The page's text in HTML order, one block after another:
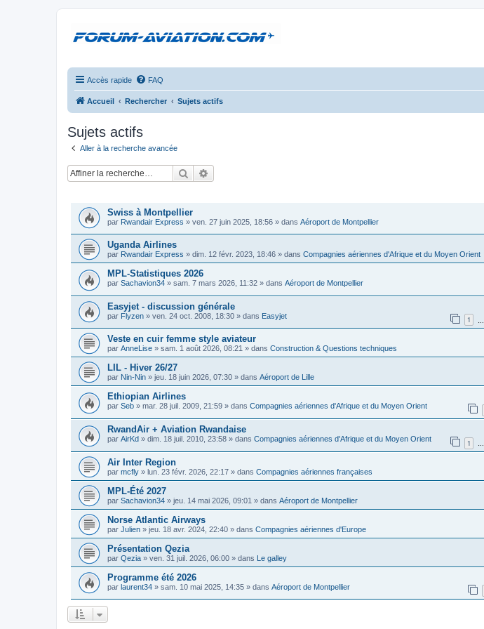
Accès rapide FAQ
Accueil Rechercher Sujets actifs
Sujets actifs
Aller à la recherche avancée
Rechercher
Swiss à Montpellier
par Rwandair Express » ven. 27 juin 2025, 18:56 » dans Aéroport de Montpellier
Uganda Airlines
par Rwandair Express » dim. 12 févr. 2023, 18:46 » dans Compagnies aériennes d'Afrique et du Moyen Orient
MPL-Statistiques 2026
par Sachavion34 » sam. 7 mars 2026, 11:32 » dans Aéroport de Montpellier
Easyjet - discussion générale
par Flyzen » ven. 24 oct. 2008, 18:30 » dans Easyjet 1
Veste en cuir femme style aviateur
par AnneLise » sam. 1 août 2026, 08:21 » dans Construction & Questions techniques
LIL - Hiver 26/27
par Nin-Nin » jeu. 18 juin 2026, 07:30 » dans Aéroport de Lille
Ethiopian Airlines
par Seb » mar. 28 juil. 2009, 21:59 » dans Compagnies aériennes d'Afrique et du Moyen Orient
RwandAir + Aviation Rwandaise
par AirKd » dim. 18 juil. 2010, 23:58 » dans Compagnies aériennes d'Afrique et du Moyen Orient 1 …
Air Inter Region
par mcfly » lun. 23 févr. 2026, 22:17 » dans Compagnies aériennes françaises
MPL-Été 2027
par Sachavion34 » jeu. 14 mai 2026, 09:01 » dans Aéroport de Montpellier
Norse Atlantic Airways
par Julien » jeu. 18 avr. 2024, 22:40 » dans Compagnies aériennes d'Europe
Présentation Qezia
par Qezia » ven. 31 juil. 2026, 06:00 » dans Le galley
Programme été 2026
par laurent34 » sam. 10 mai 2025, 14:35 » dans Aéroport de Montpellier